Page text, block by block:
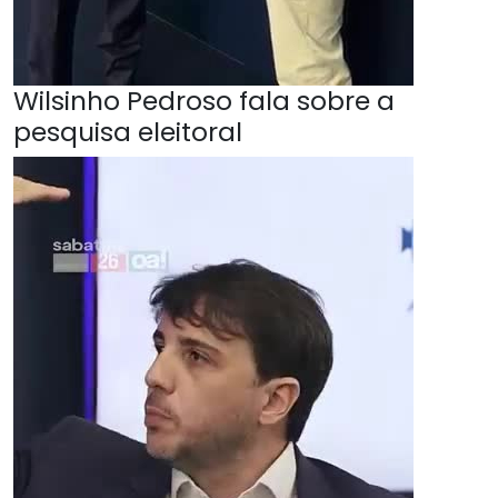
Wilsinho Pedroso fala sobre a
pesquisa eleitoral